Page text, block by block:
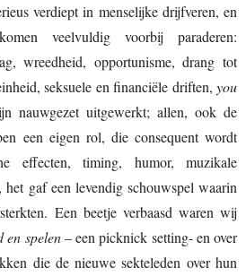
verdiept in menselijke drijfveren, en
veelvuldig voorbij paraderen:
wreedheid, opportunisme, drang tot
seksuele en financiële driften, you
nauwgezet uitgewerkt; allen, ook de
een eigen rol, die consequent wordt
effecten, timing, humor, muzikale
gaf een levendig schouwspel waarin
Een beetje verbaasd waren wij
en spelen– een picknick setting- en over
die de nieuwe sekteleden over hun